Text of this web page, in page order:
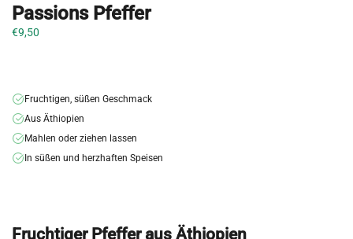
Passions Pfeffer
€9,50
Fruchtigen, süßen Geschmack
Aus Äthiopien
Mahlen oder ziehen lassen
In süßen und herzhaften Speisen
Fruchtiger Pfeffer aus Äthiopien